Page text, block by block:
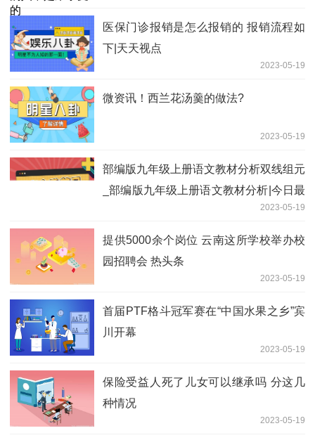
医保门诊报销是怎么报销的 报销流程如
下|天天视点
2023-05-19
微资讯！西兰花汤羹的做法?
2023-05-19
部编版九年级上册语文教材分析双线组元
_部编版九年级上册语文教材分析|今日最
2023-05-19
提供5000余个岗位 云南这所学校举办校
园招聘会 热头条
2023-05-19
首届PTF格斗冠军赛在“中国水果之乡”宾
川开幕
2023-05-19
保险受益人死了儿女可以继承吗 分这几
种情况
2023-05-19